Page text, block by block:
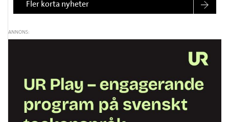
Fler korta nyheter
ANNONS: